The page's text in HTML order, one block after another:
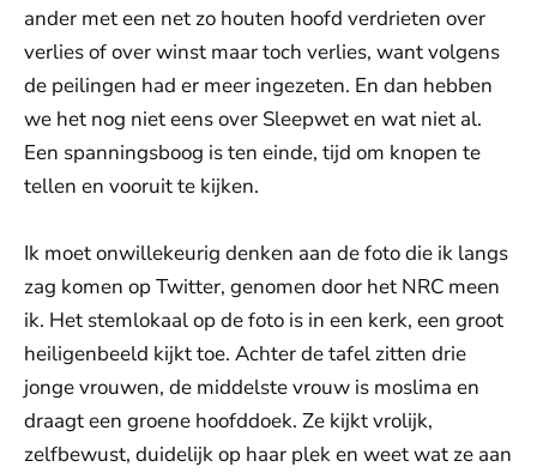
ander met een net zo houten hoofd verdrieten over
verlies of over winst maar toch verlies, want volgens
de peilingen had er meer ingezeten. En dan hebben
we het nog niet eens over Sleepwet en wat niet al.
Een spanningsboog is ten einde, tijd om knopen te
tellen en vooruit te kijken.
Ik moet onwillekeurig denken aan de foto die ik langs
zag komen op Twitter, genomen door het NRC meen
ik. Het stemlokaal op de foto is in een kerk, een groot
heiligenbeeld kijkt toe. Achter de tafel zitten drie
jonge vrouwen, de middelste vrouw is moslima en
draagt een groene hoofddoek. Ze kijkt vrolijk,
zelfbewust, duidelijk op haar plek en weet wat ze aan